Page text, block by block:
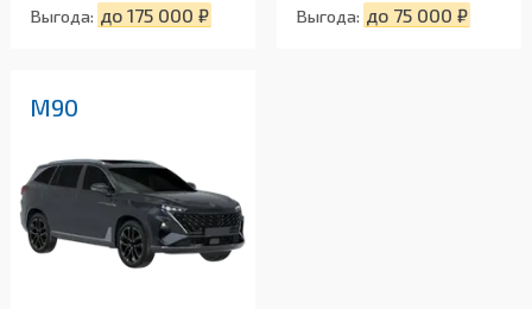
Выгода: до 175 000 ₽ Выгода: до 75 000 ₽
M90